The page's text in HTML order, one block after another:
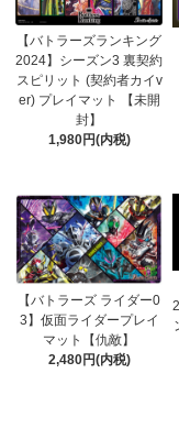
【バトラーズランキング
2024】シーズン3 裏契約
スピリット (契約者カイv
er) プレイマット 【未開
封】
1,980円(内税)
【バトラーズ ライダー0
3】仮面ライダープレイ
マット【仇敵】
2,480円(内税)